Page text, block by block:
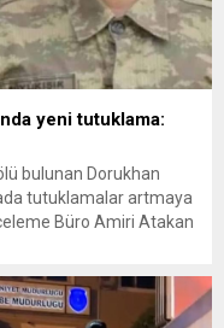
yeni tutuklama:
bulunan Dorukhan
tutuklamalar artmaya
Büro Amiri Atakan
açılan
olarak dönemin...